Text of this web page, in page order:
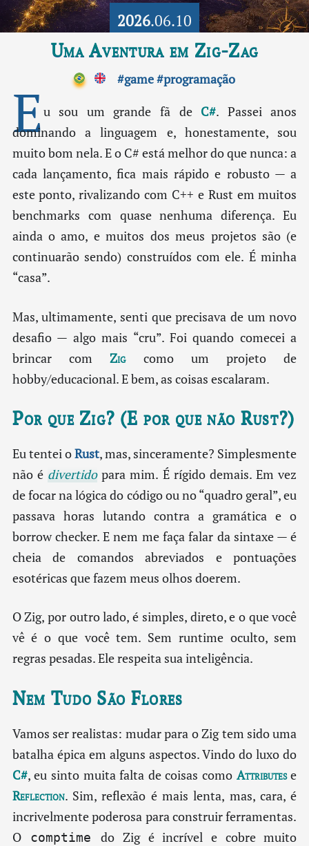
2026.06.10
Uma Aventura em Zig-Zag
#game#programação
Eu sou um grande fã de C#. Passei anos
dominando a linguagem e, honestamente, sou
muito bom nela. E o C# está melhor do que nunca: a
cada lançamento, fica mais rápido e robusto — a
este ponto, rivalizando com C++ e Rust em muitos
benchmarks com quase nenhuma diferença. Eu
ainda o amo, e muitos dos meus projetos são (e
continuarão sendo) construídos com ele. É minha
“casa”.
Mas, ultimamente, senti que precisava de um novo
desafio — algo mais “cru”. Foi quando comecei a
brincar comZigcomo um projeto de
hobby/educacional. E bem, as coisas escalaram.
Por que Zig? (E por que não Rust?)
Eu tentei oRust, mas, sinceramente? Simplesmente
não é divertidopara mim. É rígido demais. Em vez
de focar na lógica do código ou no “quadro geral”, eu
passava horas lutando contra a gramática e o
borrow checker. E nem me faça falar da sintaxe — é
cheia de comandos abreviados e pontuações
esotéricas que fazem meus olhos doerem.
O Zig, por outro lado, é simples, direto, e o que você
vê é o que você tem. Sem runtime oculto, sem
regras pesadas. Ele respeita sua inteligência.
Nem Tudo São Flores
Vamos ser realistas: mudar para o Zig tem sido uma
batalha épica em alguns aspectos. Vindo do luxo do
C#, eu sinto muita falta de coisas como Attributese
Reflection. Sim, reflexão é mais lenta, mas, cara, é
incrivelmente poderosa para construir ferramentas.
O
comptime
do Zig é incrível e cobre muito